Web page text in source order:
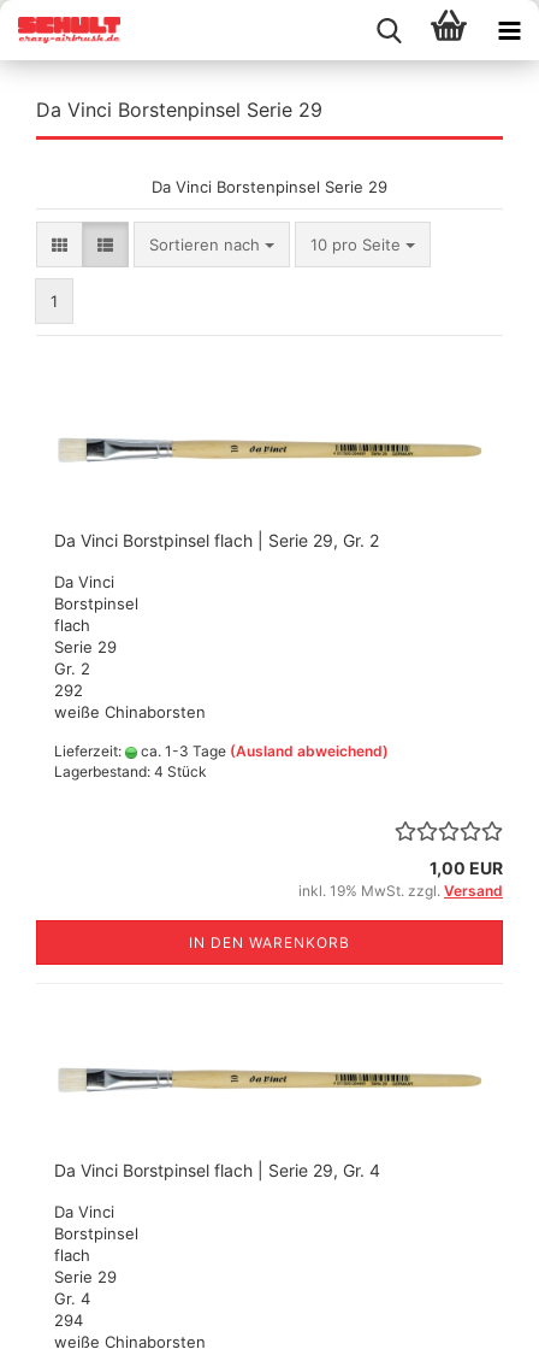
Da Vinci Borstenpinsel Serie 29
Da Vinci Borstenpinsel Serie 29
Sortieren nach
Sortieren nach 10 pro Seite
pro Seite
1
Da Vinci Borstpinsel flach | Serie 29, Gr. 2
Da Vinci
Borstpinsel
flach
Serie 29
Gr. 2
292
weiße Chinaborsten
Lieferzeit: ca. 1-3 Tage (Ausland abweichend)
Lagerbestand: 4 Stück
1,00 EUR
inkl. 19% MwSt. zzgl. Versand
IN DEN WARENKORB
Da Vinci Borstpinsel flach | Serie 29, Gr. 4
Da Vinci
Borstpinsel
flach
Serie 29
Gr. 4
294
weiße Chinaborsten